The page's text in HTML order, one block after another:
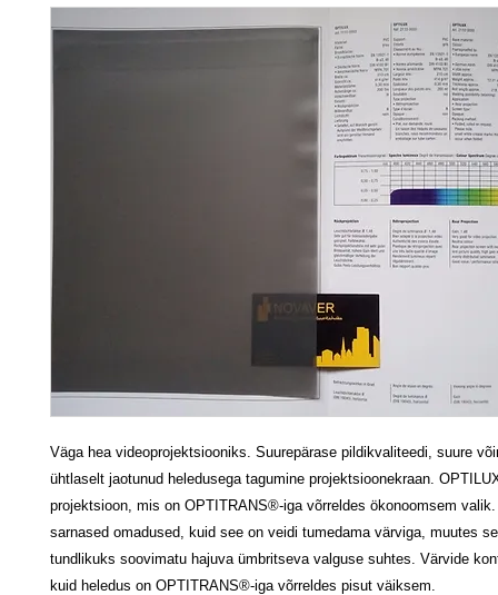
Väga hea videoprojektsiooniks. Suurepärase pildikvaliteedi, suure
ühtlaselt jaotunud heledusega tagumine projektsioonekraan.
projektsioon, mis on OPTITRANS®-iga võrreldes ökonoomsem
sarnased omadused, kuid see on veidi tumedama värviga, muutes
tundlikuks soovimatu hajuva ümbritseva valguse suhtes. Värvide
kuid heledus on OPTITRANS®-iga võrreldes pisut väiksem.